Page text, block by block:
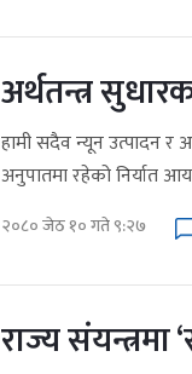
अर्थतन्त्र
हामी सदैव न्यून उत्पादन र
अनुपातमा रहेको निर्यात
२०८० जेठ १० गते ९:२७
राज्य संयन्त्रमा